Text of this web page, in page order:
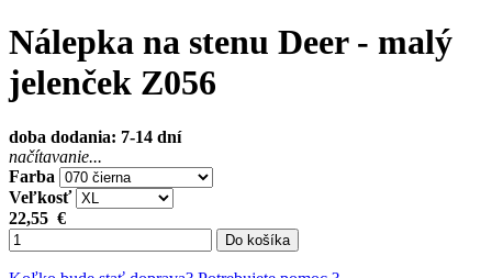
Nálepka na stenu Deer - malý
jelenček Z056
doba dodania: 7-14 dní
načítavanie...
Farba
Veľkosť
22,55 €
Do košíka